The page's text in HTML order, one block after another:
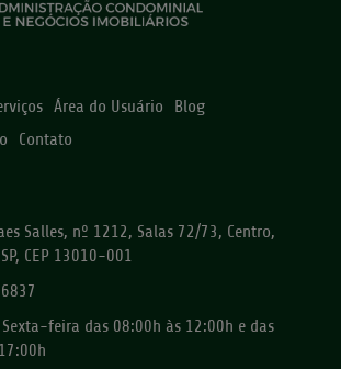
Área do Usuário
Blog
Contato
Salles, nº 1212, Salas 72/73, Centro,
CEP 13010-001
Sexta-feira das 08:00h às 12:00h e das